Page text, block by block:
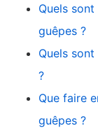
Quels
guêpes ?
Quels
?
Que faire
guêpes ?